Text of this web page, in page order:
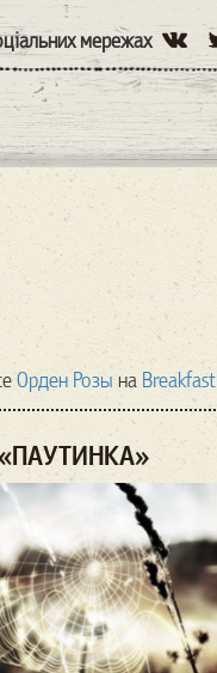
мережах
Орден Розы на Breakfast